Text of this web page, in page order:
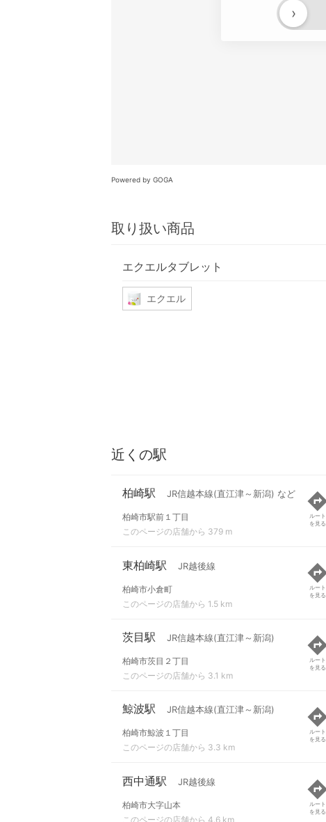
›
Powered by GOGA
取り扱い商品
エクエルタブレット
エクエル
近くの駅
柏崎駅 JR信越本線(直江津～新潟) など
柏崎市駅前１丁目
このページの店舗から 379 m
ルート
を見る
東柏崎駅 JR越後線
柏崎市小倉町
このページの店舗から 1.5 km
ルート
を見る
茨目駅 JR信越本線(直江津～新潟)
柏崎市茨目２丁目
このページの店舗から 3.1 km
ルート
を見る
鯨波駅 JR信越本線(直江津～新潟)
柏崎市鯨波１丁目
このページの店舗から 3.3 km
ルート
を見る
西中通駅 JR越後線
柏崎市大字山本
このページの店舗から 4.6 km
ルート
を見る